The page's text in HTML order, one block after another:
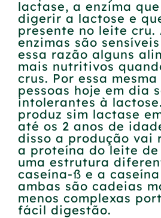
lactase, a enzima
digerir a lactose e
presente no leite cru.
enzimas são
essa razão alguns
mais nutritivos
crus. Por essa
pessoas hoje em dia
intolerantes à
produz sim lactase
até os 2 anos de
disso a produção vai
a proteína do leite
uma estrutura
caseína-ß e a
ambas são cadeias
menos complexas
fácil digestão.